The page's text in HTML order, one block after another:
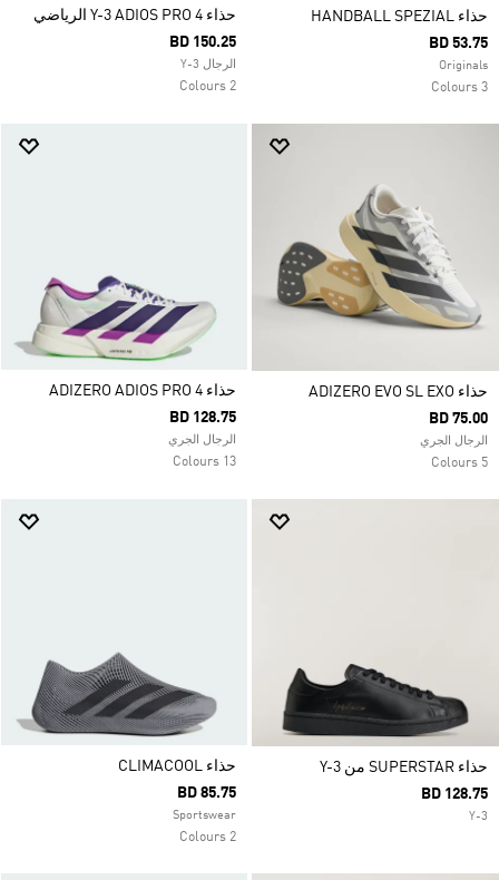
حذاء HANDBALL SPEZIAL
BD 53.75
Originals
3 Colours
حذاء Y-3 ADIOS PRO 4 الرياضي
BD 150.25
الرجال Y-3
2 Colours
حذاء ADIZERO EVO SL EXO
BD 75.00
الرجال الجري
5 Colours
حذاء ADIZERO ADIOS PRO 4
BD 128.75
الرجال الجري
13 Colours
حذاء SUPERSTAR من Y-3
BD 128.75
Y-3
حذاء CLIMACOOL
BD 85.75
Sportswear
2 Colours